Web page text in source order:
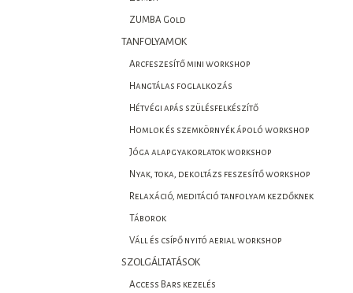
ZUMBA Gold
TANFOLYAMOK
Arcfeszesítő mini workshop
Hangtálas foglalkozás
Hétvégi apás szülésfelkészítő
Homlok és szemkörnyék ápoló workshop
Jóga alapgyakorlatok workshop
Nyak, toka, dekoltázs feszesítő workshop
Relaxáció, meditáció tanfolyam kezdőknek
Táborok
Váll és csípő nyitó aerial workshop
SZOLGÁLTATÁSOK
Access Bars kezelés